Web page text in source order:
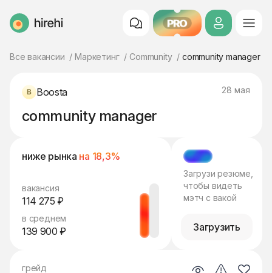
HireHi PRO
Все вакансии Маркетинг Community community manager
Boosta 28 мая
community manager
ниже рынка на 18,3%
вакансия
114 275 ₽
в среднем
139 900 ₽
МЭТЧ
Загрузи резюме,
чтобы видеть
мэтч с вакой
Загрузить
грейд